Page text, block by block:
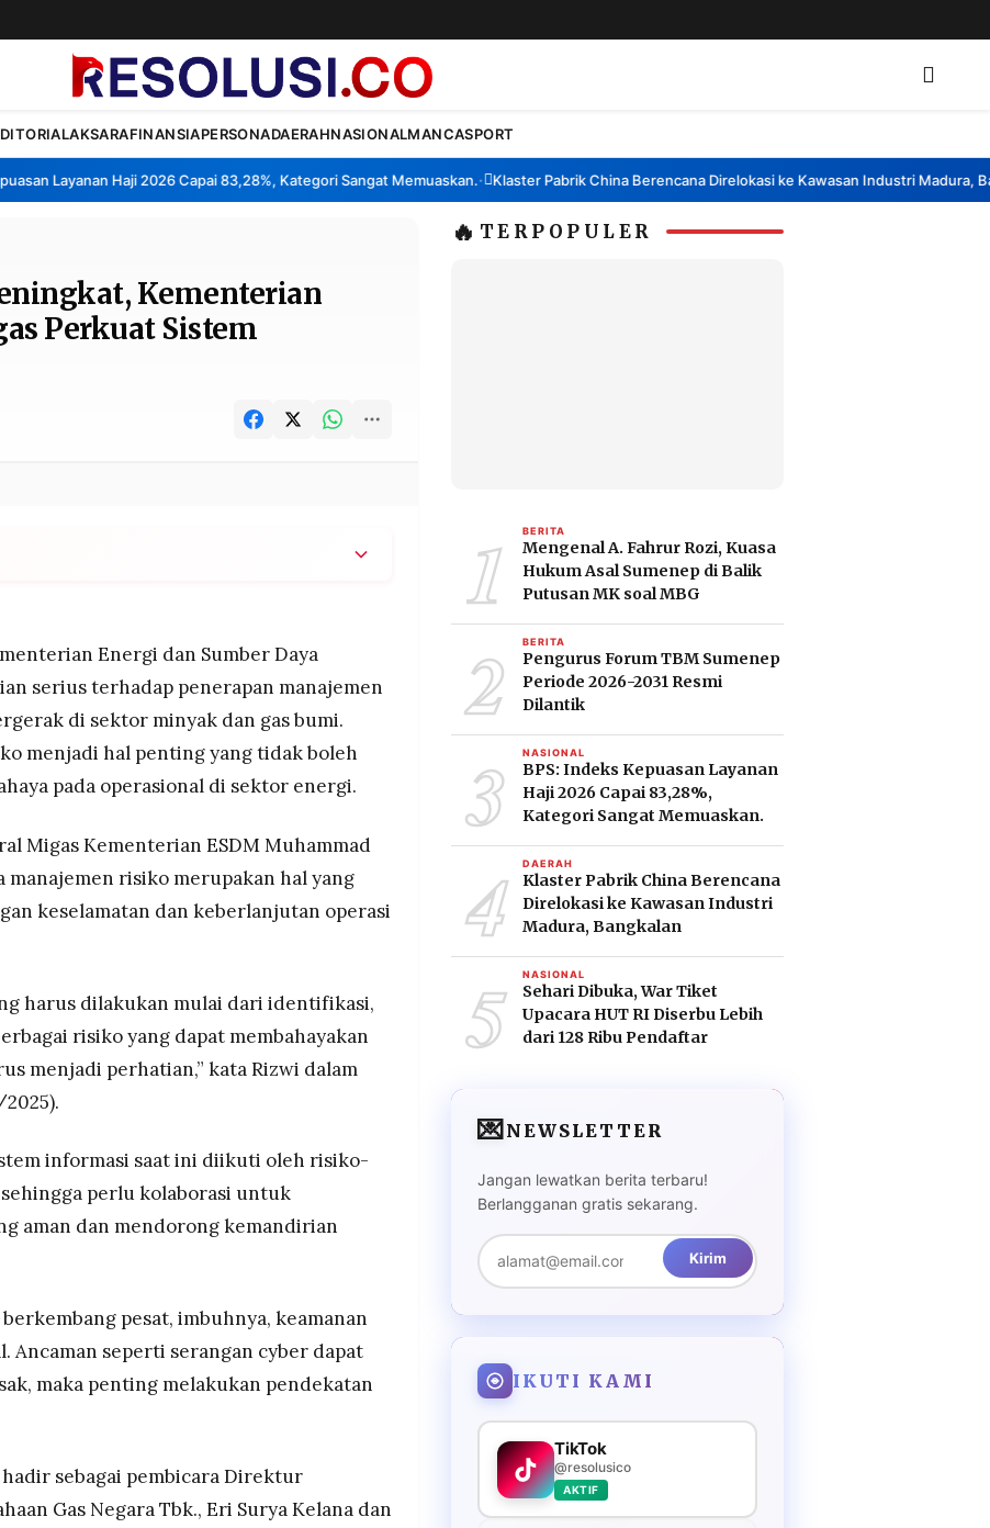
AKSARAFINANSIAPERSONADAERAHNASIONALMANCASPORT
Layanan Haji 2026 Capai 83,28%, Kategori Sangat Memuaskan.• Klaster Pabrik China Berencana Direlokasi ke Kawasan Industri Madura,
Kementerian
Perkuat Sistem
telah meraih sertifikasi ISO 22301:2019 pada
internasional pengelolaan kelangsungan
transformasi manajemen risiko jadi penggerak
early warning system untuk memantau
Energi dan Sumber Daya
serius terhadap penerapan manajemen
di sektor minyak dan gas bumi.
menjadi hal penting yang tidak boleh
pada operasional di sektor energi.
Migas Kementerian ESDM Muhammad
manajemen risiko merupakan hal yang
keselamatan dan keberlanjutan operasi
harus dilakukan mulai dari identifikasi,
risiko yang dapat membahayakan
menjadi perhatian,” kata Rizwi dalam
informasi saat ini diikuti oleh risiko-
perlu kolaborasi untuk
aman dan mendorong kemandirian
pesat, imbuhnya, keamanan
Ancaman seperti serangan cyber dapat
maka penting melakukan pendekatan
sebagai pembicara Direktur
Gas Negara Tbk., Eri Surya Kelana dan
🔥 TERPOPULER
1 BERITA
Mengenal A. Fahrur Rozi, Kuasa
Hukum Asal Sumenep di Balik
Putusan MK soal MBG
2 BERITA
Pengurus Forum TBM Sumenep
Periode 2026-2031 Resmi
Dilantik
3 NASIONAL
BPS: Indeks Kepuasan Layanan
Haji 2026 Capai 83,28%,
Kategori Sangat Memuaskan.
4 DAERAH
Klaster Pabrik China Berencana
Direlokasi ke Kawasan Industri
Madura, Bangkalan
5 NASIONAL
Sehari Dibuka, War Tiket
Upacara HUT RI Diserbu Lebih
dari 128 Ribu Pendaftar
💌NEWSLETTER
Jangan lewatkan berita terbaru!
Berlangganan gratis sekarang.
Kirim
IKUTI KAMI
TikTok
@resolusico
AKTIF